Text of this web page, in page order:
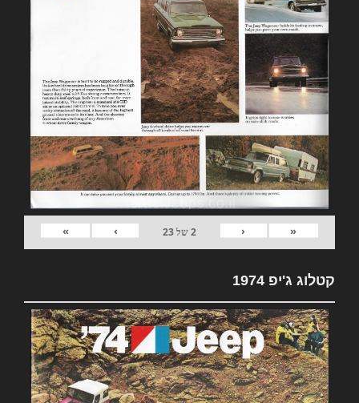
«
‹
2של23
›
»
קטלוג ג'יפ 1974